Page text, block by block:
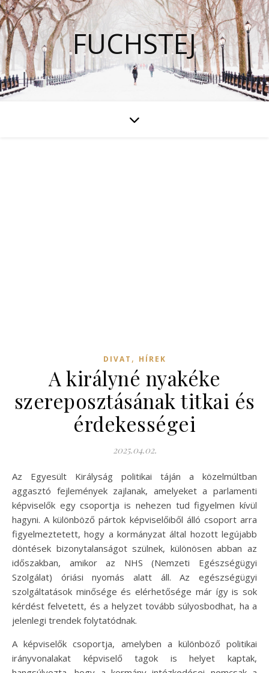
FUCHSTEJ
DIVAT , HÍREK
A királyné nyakéke
szereposztásának titkai és
érdekességei
2025.04.02.
Az Egyesült Királyság politikai táján a közelmúltban
aggasztó fejlemények zajlanak, amelyeket a parlamenti
képviselők egy csoportja is nehezen tud figyelmen kívül
hagyni. A különböző pártok képviselőiből álló csoport arra
figyelmeztetett, hogy a kormányzat által hozott legújabb
döntések bizonytalanságot szülnek, különösen abban az
időszakban, amikor az NHS (Nemzeti Egészségügyi
Szolgálat) óriási nyomás alatt áll. Az egészségügyi
szolgáltatások minősége és elérhetősége már így is sok
kérdést felvetett, és a helyzet tovább súlyosbodhat, ha a
jelenlegi trendek folytatódnak.
A képviselők csoportja, amelyben a különböző politikai
irányvonalakat képviselő tagok is helyet kaptak,